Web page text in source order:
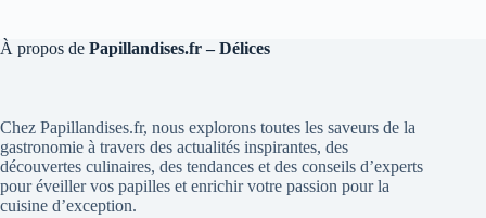
À propos de Papillandises.fr – Délices
Chez Papillandises.fr, nous explorons toutes les saveurs de la
gastronomie à travers des actualités inspirantes, des
découvertes culinaires, des tendances et des conseils d’experts
pour éveiller vos papilles et enrichir votre passion pour la
cuisine d’exception.